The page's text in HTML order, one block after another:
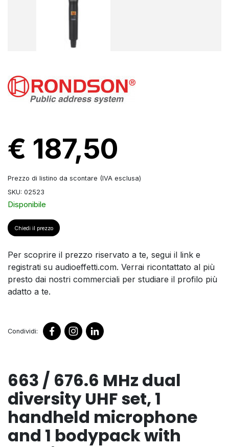
€ 187,50
Prezzo di listino da scontare (IVA esclusa)
SKU: 02523
Disponibile
Chiedi il prezzo
Per scoprire il prezzo riservato a te, segui il link e
registrati su audioeffetti.com. Verrai ricontattato al più
presto dai nostri commerciali per studiare il profilo più
adatto a te.
Condividi:
663 / 676.6 MHz dual
diversity UHF set, 1
handheld microphone
and 1 bodypack with